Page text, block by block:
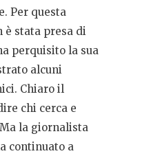
Per questa
è stata presa di
perquisito la sua
alcuni
Chiaro il
chi cerca e
la giornalista
continuato a